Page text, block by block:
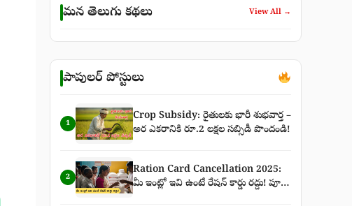
మన తెలుగు కథలు View All →
పాపులర్ పోస్టులు
1
Crop Subsidy: రైతులకు భారీ శుభవార్త –
అర ఎకరానికి రూ.2 లక్షల సబ్సిడీ పొందండి!
2
Ration Card Cancellation 2025:
మీ ఇంట్లో ఇవి ఉంటే రేషన్ కార్డు రద్దు! పూర్తి